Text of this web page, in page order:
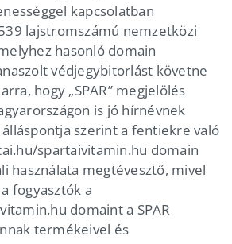
kapcsolatban
lajstromszámú nemzetközi
hasonló domain
védjegybitorlást követne
hogy „SPAR” megjelölés
is jó hírnévnek
álláspontja szerint a fentiekre való
spartaivitamin.hu domain
használata megtévesztő, mivel
fogyasztók a
domaint a SPAR
termékeivel és